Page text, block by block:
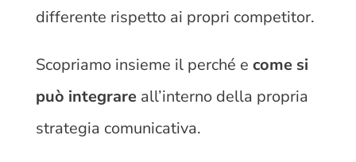
differente rispetto ai propri competitor.
Scopriamo insieme il perché e come si
può integrare all’interno della propria
strategia comunicativa.